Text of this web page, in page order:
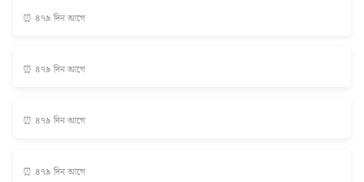
⏰ ৪৭৯ দিন আগে
⏰ ৪৭৯ দিন আগে
⏰ ৪৭৯ দিন আগে
⏰ ৪৭৯ দিন আগে